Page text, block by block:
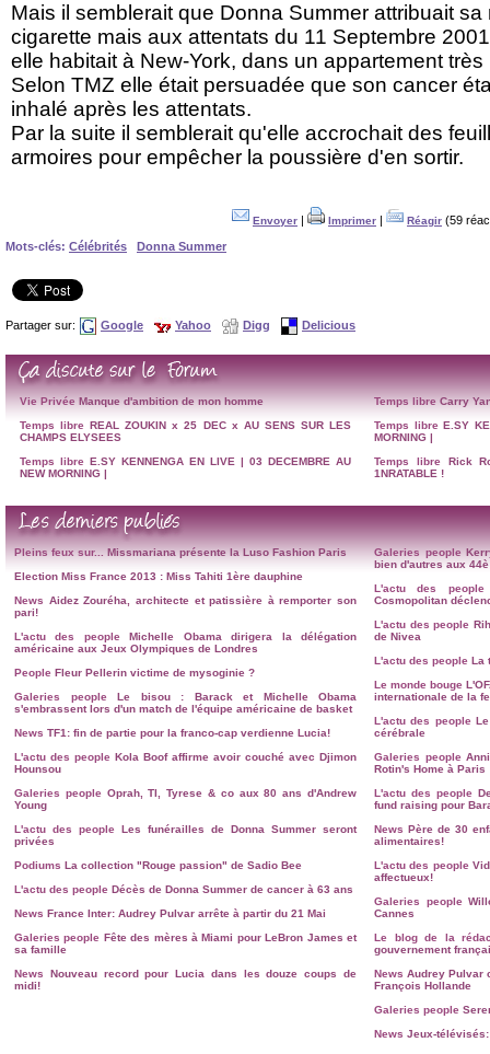
Mais il semblerait que Donna Summer attribuait
cigarette mais aux attentats du 11 Septembre
elle habitait à New-York, dans un appartement
Selon TMZ elle était persuadée que son cancer
inhalé après les attentats.
Par la suite il semblerait qu'elle accrochait des
armoires pour empêcher la poussière d'en sortir.
Envoyer | Imprimer | Réagir (59
Mots-clés: Célébrités Donna Summer
Partager sur: Google Yahoo Digg Delicious
Vie Privée Manque d'ambition de mon homme
Temps libre REAL ZOUKIN x 25 DEC x AU SENS SUR LES
CHAMPS ELYSEES
Temps libre E.SY KENNENGA EN LIVE | 03 DECEMBRE AU
NEW MORNING |
Temps libre Carry
Temps libre E.SY
MORNING |
Temps libre
Rick
1NRATABLE !
Pleins feux sur...
Missmariana présente la Luso Fashion Paris
Election Miss France 2013 : Miss Tahiti 1ère dauphine
News Aidez Zouréha, architecte et patissière à remporter son
pari!
L'actu des people
Michelle Obama dirigera la délégation
américaine aux Jeux Olympiques de Londres
People Fleur Pellerin victime de mysoginie ?
Galeries people
Le bisou : Barack et Michelle Obama
s'embrassent lors d'un match de l'équipe américaine de basket
News TF1: fin de partie pour la franco-cap verdienne Lucia!
L'actu des people Kola Boof affirme avoir couché avec Djimon
Hounsou
Galeries people Oprah, TI, Tyrese & co aux 80 ans d'Andrew
Young
L'actu des people Les funérailles de Donna Summer seront
privées
Podiums La collection "Rouge passion" de Sadio Bee
L'actu des people Décès de Donna Summer de cancer à 63 ans
News France Inter: Audrey Pulvar arrête à partir du 21 Mai
Galeries people Fête des mères à Miami pour LeBron James et
sa famille
News
Nouveau record pour Lucia dans les douze coups de
midi!
Galeries people
bien d'autres aux
L'actu des people
Cosmopolitan
L'actu des people
de Nivea
L'actu des people La
Le monde bouge
internationale de la
L'actu des people
cérébrale
Galeries people
Rotin's Home à Paris
L'actu des people
fund raising pour
News Père de 30
alimentaires!
L'actu des people
affectueux!
Galeries people
Cannes
Le blog de la
gouvernement
News Audrey Pulvar
François Hollande
Galeries people
News Jeux-